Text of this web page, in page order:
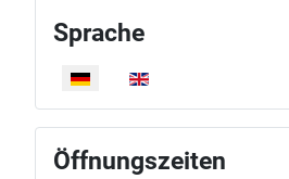
Sprache auswählen
Sprache
Öffnungszeiten